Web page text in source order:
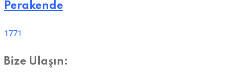
Perakende
1771
Bize Ulaşın: